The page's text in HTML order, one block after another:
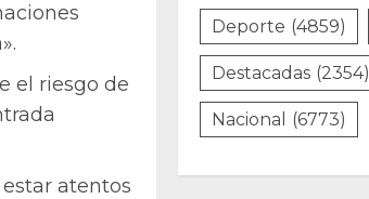
el riesgo de
atentos
Deporte (4859)
Destacadas (2354)
Nacional (6773)